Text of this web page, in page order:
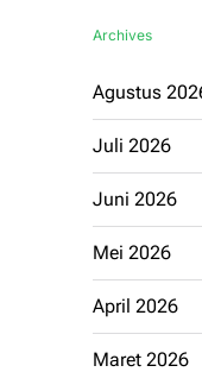
Archives
Agustus
Juli 2026
Juni 2026
Mei 2026
April 2026
Maret 2026